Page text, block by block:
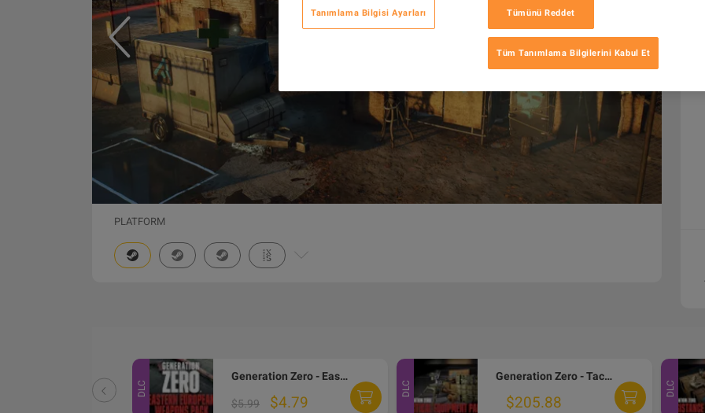
PLATFORM
DLC
Generation Zero - Eastern European Weapons Pack DLC PC Steam CD Key
$5.99 $4.79
DLC
Generation Zero - Tactical Equipment Pack DLC PC Steam CD Key
$205.88
DLC
Tanımlama Bilgisi Ayarları Tümünü Reddet
Tüm Tanımlama Bilgilerini Kabul Et